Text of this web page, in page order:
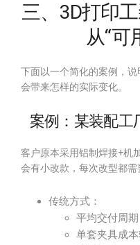
三、3D打印
从“可
下面以一个简化的案例，说
会带来怎样的实际变化。
案例：某装配工
客户原本采用铝制焊接+机
会有小改款，每次改型都需
传统方式：
平均交付周
单套夹具成